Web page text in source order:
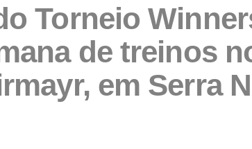
Torneio
de treinos
em Serra